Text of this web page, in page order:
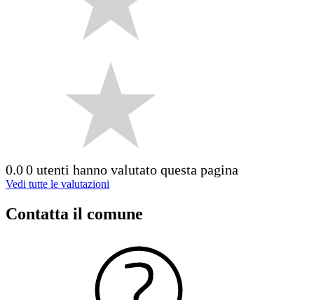
0.00 utenti hanno valutato questa pagina
Vedi tutte le valutazioni
Contatta il comune